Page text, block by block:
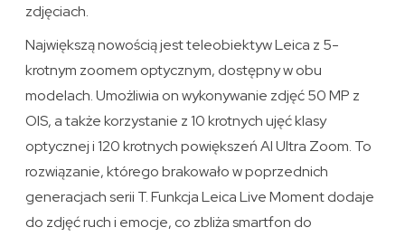
zdjęciach.
Największą nowością jest teleobiektyw Leica z 5-
krotnym zoomem optycznym, dostępny w obu
modelach. Umożliwia on wykonywanie zdjęć 50 MP z
OIS, a także korzystanie z 10 krotnych ujęć klasy
optycznej i 120 krotnych powiększeń AI Ultra Zoom. To
rozwiązanie, którego brakowało w poprzednich
generacjach serii T. Funkcja Leica Live Moment dodaje
do zdjęć ruch i emocje, co zbliża smartfon do